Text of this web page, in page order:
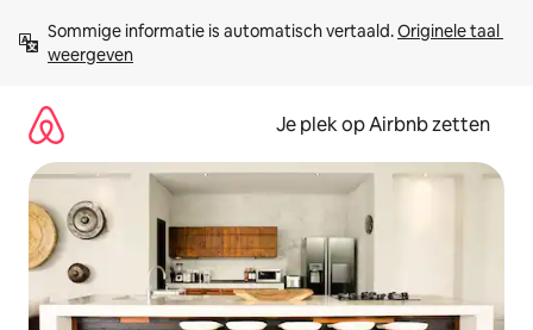
direct
naar
Sommige informatie is automatisch vertaald. Originele taal
weergeven
Je plek op Airbnb zetten